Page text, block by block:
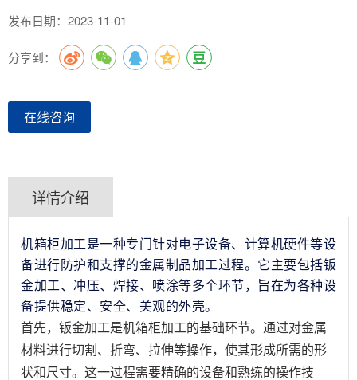
发布日期：2023-11-01
分享到：
在线咨询
详情介绍
机箱柜加工是一种专门针对电子设备、计算机硬件等设
备进行防护和支撑的金属制品加工过程。它主要包括钣
金加工、冲压、焊接、喷涂等多个环节，旨在为各种设
备提供稳定、安全、美观的外壳。
首先，钣金加工是机箱柜加工的基础环节。通过对金属
材料进行切割、折弯、拉伸等操作，使其形成所需的形
状和尺寸。这一过程需要精确的设备和熟练的操作技